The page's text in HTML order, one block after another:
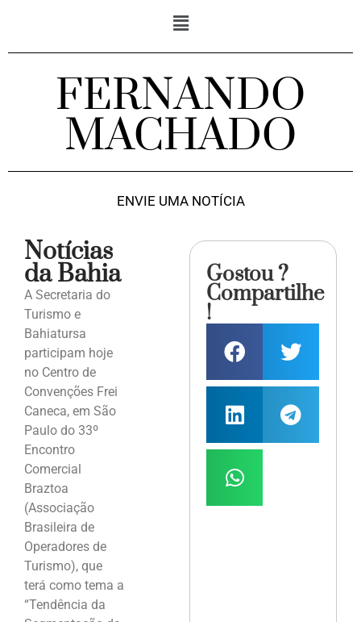
FERNANDO
MACHADO
ENVIE UMA NOTÍCIA
Notícias
da Bahia
A Secretaria do
Turismo e
Bahiatursa
participam hoje
no Centro de
Convenções Frei
Caneca, em São
Paulo do 33º
Encontro
Comercial
Braztoa
(Associação
Brasileira de
Operadores de
Turismo), que
terá como tema a
“Tendência da
Gostou ?
Compartilhe
!